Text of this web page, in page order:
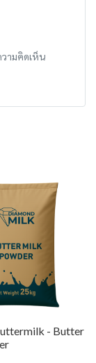
ามคิดเห็น
- Butter